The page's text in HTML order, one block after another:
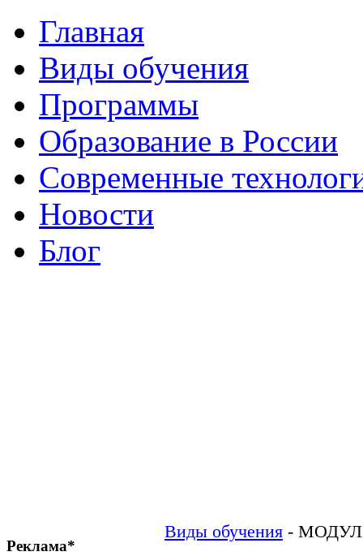
Главная
Виды обучения
Программы
Образование в России
Современные
Новости
Блог
Виды обучения -
Реклама*